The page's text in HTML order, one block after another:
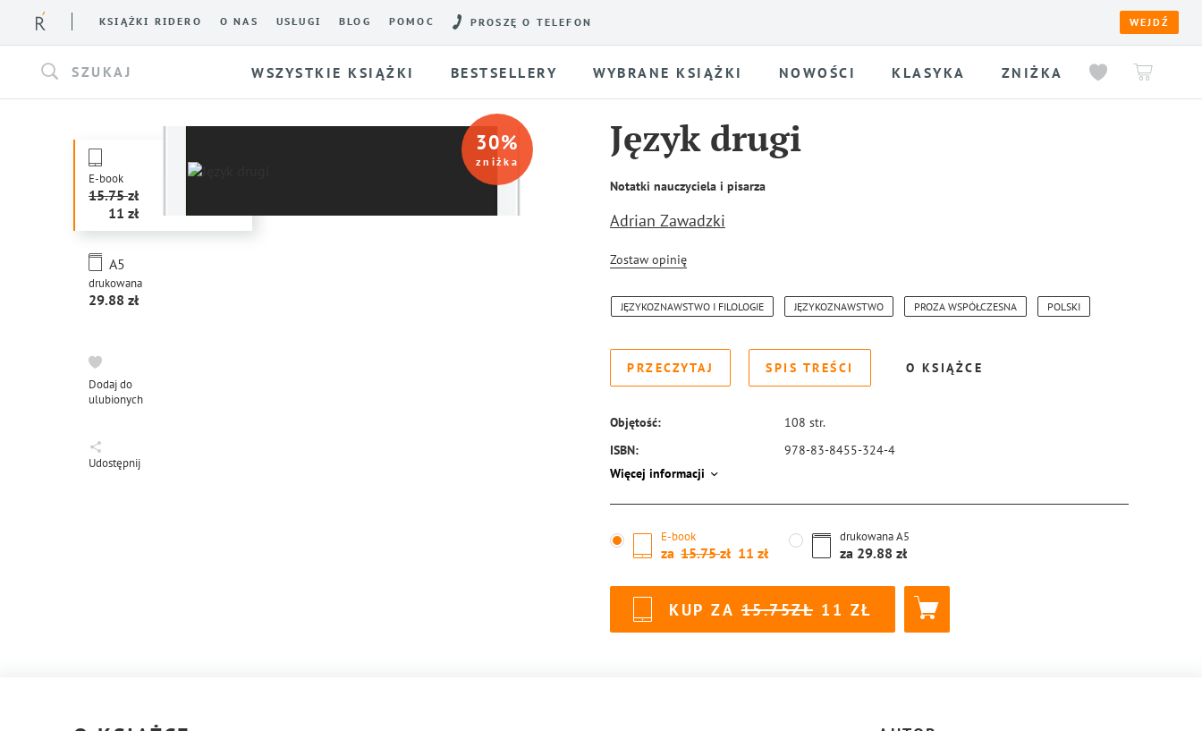
KSIĄŻKI RIDERO O NAS USŁUGI BLOG POMOC PROSZĘ O TELEFON WEJDŹ
SZUKAJ WSZYSTKIE KSIĄŻKI BESTSELLERY WYBRANE KSIĄŻKI NOWOŚCI KLASYKA ZNIŻKA
E-book
15.75
11
drukowana
A5
29.88
Dodaj do
ulubionych
Udostępnij
30%
zniżka
Język drugi
Notatki nauczyciela i pisarza
Adrian Zawadzki
Zostaw opinię
JĘZYKOZNAWSTWO I FILOLOGIE JĘZYKOZNAWSTWO PROZA WSPÓŁCZESNA POLSKI
PRZECZYTAJ SPIS TREŚCI O KSIĄŻCE
Objętość: 108 str.
ISBN:
978-83-8455-324-4
Więcej informacji
E-book
za 15.75 11
drukowanaA5
za 29.88
KUP ZA 15.75 11